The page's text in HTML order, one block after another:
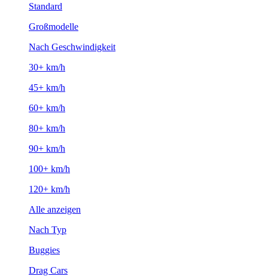
Standard
Großmodelle
Nach Geschwindigkeit
30+ km/h
45+ km/h
60+ km/h
80+ km/h
90+ km/h
100+ km/h
120+ km/h
Alle anzeigen
Nach Typ
Buggies
Drag Cars